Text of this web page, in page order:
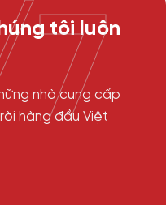
tôi luôn
nhà cung cấp
hàng đầu Việt